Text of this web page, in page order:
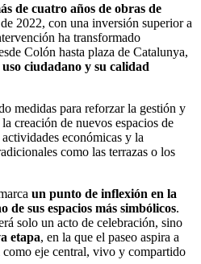
de cuatro años de obras de
2022, con una inversión superior a
ha transformado
Colón hasta plaza de Catalunya,
ciudadano y su calidad
medidas para reforzar la gestión y
creación de nuevos espacios de
económicas y la
como las terrazas o los
un punto de inflexión en la
sus espacios más simbólicos.
solo un acto de celebración, sino
etapa, en la que el paseo aspira a
como eje central, vivo y compartido